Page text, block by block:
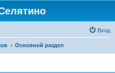
Вход
Основной раздел